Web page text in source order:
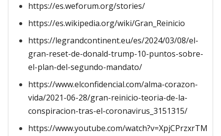
https://es.weforum.org/stories/
https://es.wikipedia.org/wiki/Gran_Reinicio
https://legrandcontinent.eu/es/2024/03/08/el-
gran-reset-de-donald-trump-10-puntos-sobre-
el-plan-del-segundo-mandato/
https://www.elconfidencial.com/alma-corazon-
vida/2021-06-28/gran-reinicio-teoria-de-la-
conspiracion-tras-el-coronavirus_3151315/
https://www.youtube.com/watch?v=XpjCPrzxrTM